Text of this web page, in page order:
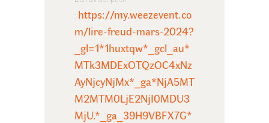
: https://my.weezevent.co
m/lire-freud-mars-2024?
_gl=1*1huxtqw*_gcl_au*
MTk3MDExOTQzOC4xNz
AyNjcyNjMx*_ga*NjA5MT
M2MTM0LjE2NjI0MDU3
MjU.*_ga_39H9VBFX7G*